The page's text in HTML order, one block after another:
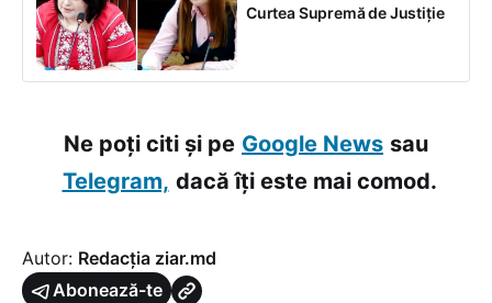
Curtea Supremă de Justiție
Ne poți citi și pe Google News sau
Telegram, dacă îți este mai comod.
Autor: Redacția ziar.md
Abonează-te